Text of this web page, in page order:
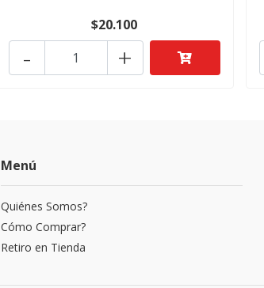
$20.100
+
-
Menú
Quiénes Somos?
Cómo Comprar?
Retiro en Tienda